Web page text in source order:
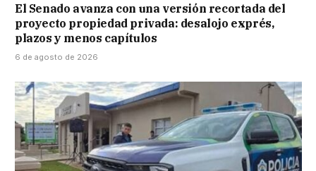
El Senado avanza con una versión recortada del
proyecto propiedad privada: desalojo exprés,
plazos y menos capítulos
6 de agosto de 2026